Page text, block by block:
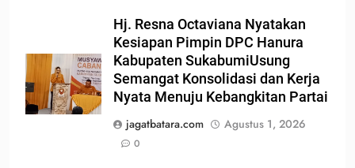
Hj. Resna Octaviana Nyatakan
Kesiapan Pimpin DPC Hanura
Kabupaten SukabumiUsung
Semangat Konsolidasi dan Kerja
Nyata Menuju Kebangkitan Partai
jagatbatara.com
Agustus 1, 2026
0